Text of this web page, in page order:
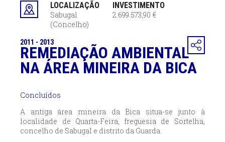
LOCALIZAÇÃO
Sabugal
(Concelho)
INVESTIMENTO
2.699.573,90 €
2011 - 2013
REMEDIAÇÃO AMBIENTAL
NA ÁREA MINEIRA DA BICA
Concluídos
A antiga área mineira da Bica situa-se junto à
localidade de Quarta-Feira, freguesia de Sortelha,
concelho de Sabugal e distrito da Guarda.